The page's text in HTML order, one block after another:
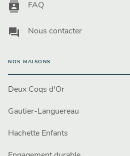
contacts FAQ
question_answer Nous contacter
NOS MAISONS
Deux Coqs d'Or
Gautier-Languereau
Hachette Enfants